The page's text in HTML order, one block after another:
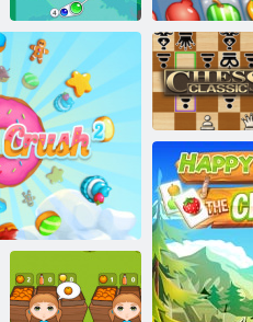
Charmes à
bulles
Jeu d'échecs
classique